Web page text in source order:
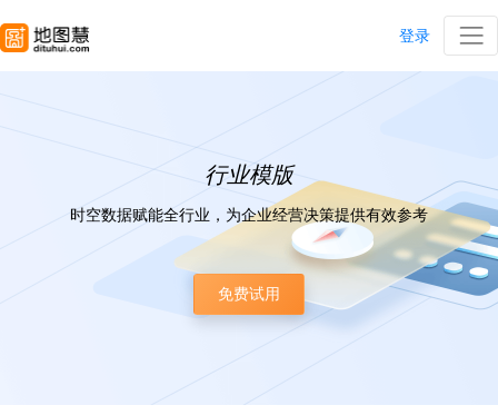
登录
行业模版
时空数据赋能全行业，为企业经营决策提供有效参考
免费试用